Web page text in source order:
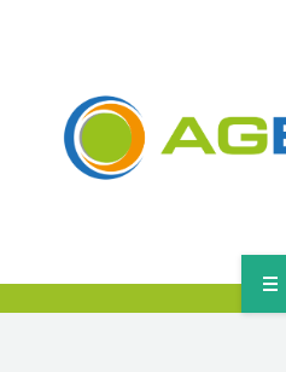
ΛΎΣΕΙΣ
ΑΡΧΙΚΉ